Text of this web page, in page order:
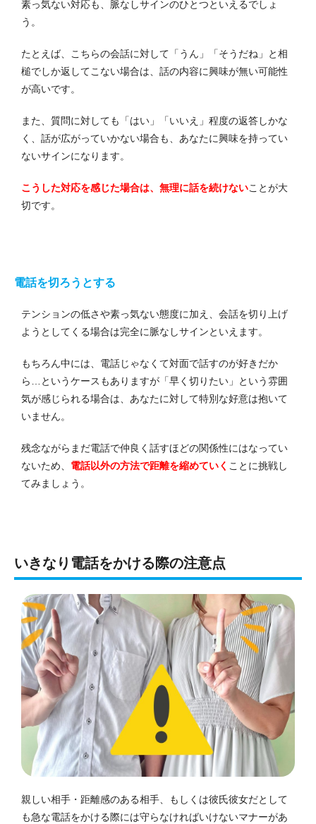
素っ気ない対応も、脈なしサインのひとつといえるでしょ
う。
たとえば、こちらの会話に対して「うん」「そうだね」と相
槌でしか返してこない場合は、話の内容に興味が無い可能性
が高いです。
また、質問に対しても「はい」「いいえ」程度の返答しかな
く、話が広がっていかない場合も、あなたに興味を持ってい
ないサインになります。
こうした対応を感じた場合は、無理に話を続けないことが大
切です。
電話を切ろうとする
テンションの低さや素っ気ない態度に加え、会話を切り上げ
ようとしてくる場合は完全に脈なしサインといえます。
もちろん中には、電話じゃなくて対面で話すのが好きだか
ら…というケースもありますが「早く切りたい」という雰囲
気が感じられる場合は、あなたに対して特別な好意は抱いて
いません。
残念ながらまだ電話で仲良く話すほどの関係性にはなってい
ないため、 電話以外の方法で距離を縮めていく ことに挑戦し
てみましょう。
いきなり電話をかける際の注意点
親しい相手・距離感のある相手、もしくは彼氏彼女だとして
も急な電話をかける際には守らなければいけないマナーがあ